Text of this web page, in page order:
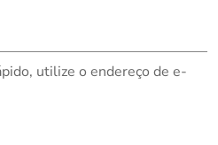
utilize o endereço de e-